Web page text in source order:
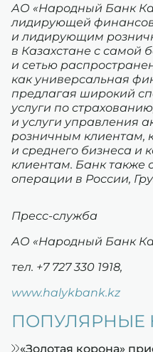
АО «Народный Банк
лидирующей
и лидирующим
в Казахстане с самой
и сетью
как универсальная
предлагая широкий
услуги по
и услуги управления
розничным клиентам,
и среднего бизнеса и
клиентам. Банк также
операции в России,
Пресс-служба
АО «Народный Банк
тел. +7 727 330 1918,
www.halykbank.kz
ПОПУЛЯРНЫЕ
«Золотая корона»